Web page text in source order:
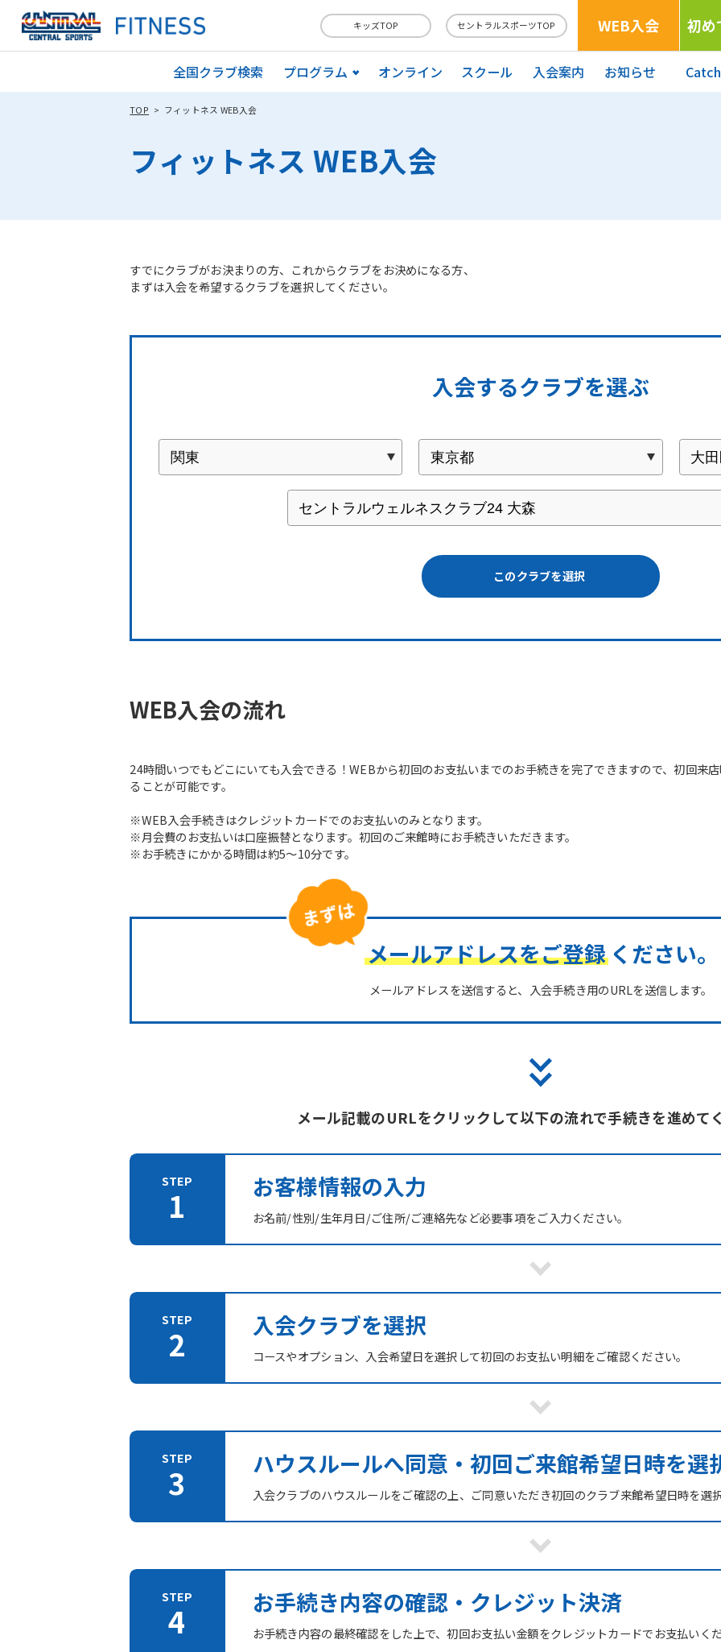
キッズTOP セントラルスポーツTOP WEB入会 初め
全国クラブ検索 プログラム オンライン スクール 入会案内 お知らせ
TOP フィットネス WEB入会
フィットネス WEB入会
すでにクラブがお決まりの方、これからクラブをお決めになる方、
まずは入会を希望するクラブを選択してください。
入会するクラブを選ぶ
このクラブを選択
WEB入会の流れ
24時間いつでもどこにいても入会できる！WEBから初回のお支払いまでのお手続きを完了できますので、初回来
ることが可能です。
※WEB入会手続きはクレジットカードでのお支払いのみとなります。
※月会費のお支払いは口座振替となります。初回のご来館時にお手続きいただきます。
※お手続きにかかる時間は約5～10分です。
メールアドレスをご登録 ください。
メールアドレスを送信すると、入会手続き用のURLを送信します。
メール記載のURLをクリックして以下の流れで手続きを進めて
お客様情報の入力
お名前/性別/生年月日/ご住所/ご連絡先など必要事項をご入力ください。
入会クラブを選択
コースやオプション、入会希望日を選択して初回のお支払い明細をご確認ください。
ハウスルールへ同意・初回ご来館希望日時を選
入会クラブのハウスルールをご確認の上、ご同意いただき初回のクラブ来館希望日時を選
お手続き内容の確認・クレジット決済
お手続き内容の最終確認をした上で、初回お支払い金額をクレジットカードでお支払いくだ